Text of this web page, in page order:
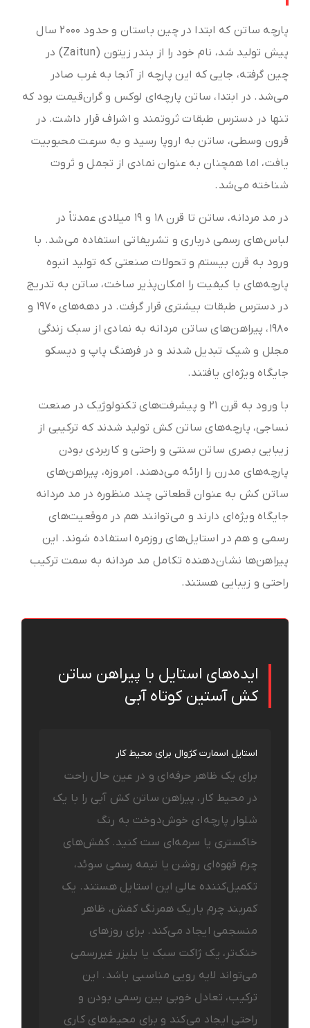
پارچه ساتن که ابتدا در چین باستان و حدود ۲۰۰۰ سال
پیش تولید شد، نام خود را از بندر زیتون (Zaitun) در
چین گرفته، جایی که این پارچه از آنجا به غرب صادر
می‌شد. در ابتدا، ساتن پارچه‌ای لوکس و گران‌قیمت بود که
تنها در دسترس طبقات ثروتمند و اشراف قرار داشت. در
قرون وسطی، ساتن به اروپا رسید و به سرعت محبوبیت
یافت، اما همچنان به عنوان نمادی از تجمل و ثروت
شناخته می‌شد.
در مد مردانه، ساتن تا قرن ۱۸ و ۱۹ میلادی عمدتاً در
لباس‌های رسمی درباری و تشریفاتی استفاده می‌شد. با
ورود به قرن بیستم و تحولات صنعتی که تولید انبوه
پارچه‌های با کیفیت را امکان‌پذیر ساخت، ساتن به تدریج
در دسترس طبقات بیشتری قرار گرفت. در دهه‌های ۱۹۷۰ و
۱۹۸۰، پیراهن‌های ساتن مردانه به نمادی از سبک زندگی
مجلل و شیک تبدیل شدند و در فرهنگ پاپ و دیسکو
جایگاه ویژه‌ای یافتند.
با ورود به قرن ۲۱ و پیشرفت‌های تکنولوژیک در صنعت
نساجی، پارچه‌های ساتن کش تولید شدند که ترکیبی از
زیبایی بصری ساتن سنتی و راحتی و کاربردی بودن
پارچه‌های مدرن را ارائه می‌دهند. امروزه، پیراهن‌های
ساتن کش به عنوان قطعاتی چند منظوره در مد مردانه
جایگاه ویژه‌ای دارند و می‌توانند هم در موقعیت‌های
رسمی و هم در استایل‌های روزمره استفاده شوند. این
پیراهن‌ها نشان‌دهنده تکامل مد مردانه به سمت ترکیب
راحتی و زیبایی هستند.
ایده‌های استایل با پیراهن ساتن
کش آستین کوتاه آبی
استایل اسمارت کژوال برای محیط کار
برای یک ظاهر حرفه‌ای و در عین حال راحت
در محیط کار، پیراهن ساتن کش آبی را با یک
شلوار پارچه‌ای خوش‌دوخت به رنگ
خاکستری یا سرمه‌ای ست کنید. کفش‌های
چرم قهوه‌ای روشن یا نیمه رسمی سوئد،
تکمیل‌کننده عالی این استایل هستند. یک
کمربند چرم باریک همرنگ کفش، ظاهر
منسجمی ایجاد می‌کند. برای روزهای
خنک‌تر، یک ژاکت سبک یا بلیزر غیررسمی
می‌تواند لایه رویی مناسبی باشد. این
ترکیب، تعادل خوبی بین رسمی بودن و
راحتی ایجاد می‌کند و برای محیط‌های کاری